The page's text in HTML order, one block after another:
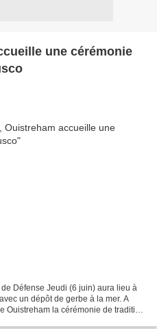
une cérémonie
Défense Jeudi (6 juin) aura lieu à
un dépôt de gerbe à la mer. A
Ouistreham la cérémonie de tradition